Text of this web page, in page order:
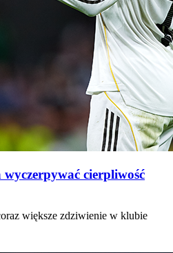
cierpliwość
większe zdziwienie w klubie